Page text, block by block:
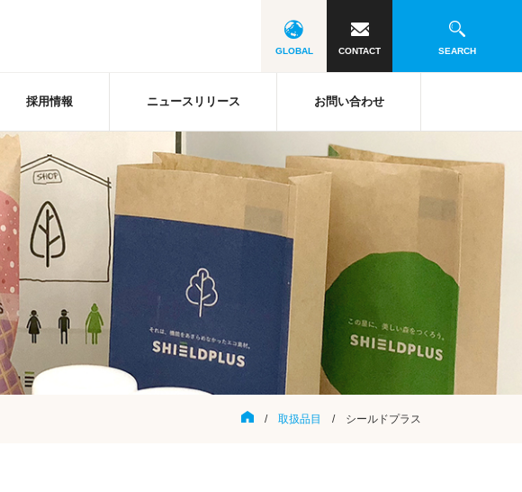
GLOBAL CONTACT SEARCH
採用情報 ニュースリリース お問い合わせ
/ 取扱品目 / シールドプラス